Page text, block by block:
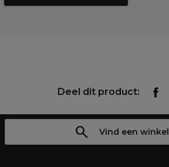
Deel dit product:
Vind een winkel